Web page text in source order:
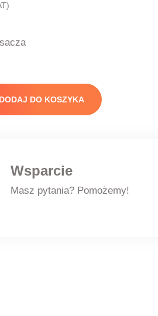
DODAJ DO KOSZYKA
Wsparcie
Masz pytania? Pomożemy!